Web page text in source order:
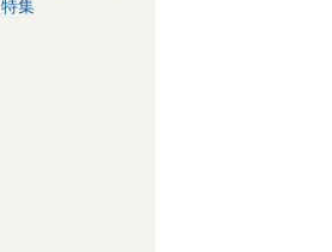
特集